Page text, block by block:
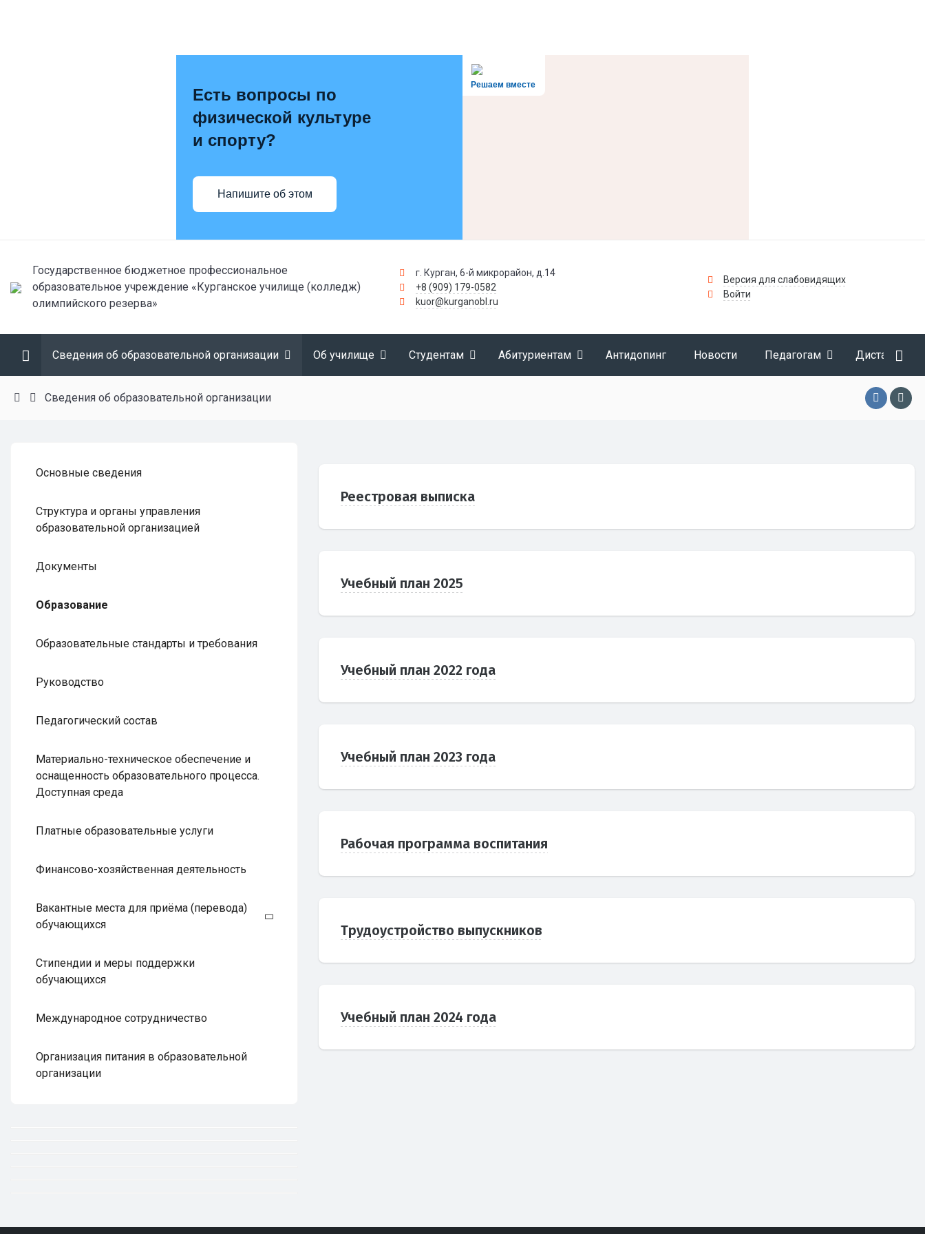
Решаем вместе
Есть вопросы по
физической культуре
и спорту?
Напишите об этом
Государственное бюджетное профессиональное
образовательное учреждение «Курганское училище (колледж)
олимпийского резерва»
г. Курган, 6-й микрорайон, д.14
+8 (909) 179-0582
kuor@kurganobl.ru
Версия для слабовидящих
Войти
Сведения об образовательной организации Об училище Студентам Абитуриентам Антидопинг Новости Педагогам
Сведения об образовательной организации
Основные сведения
Структура и органы управления
образовательной организацией
Документы
Образование
Образовательные стандарты и требования
Руководство
Педагогический состав
Материально-техническое обеспечение и
оснащенность образовательного процесса.
Доступная среда
Платные образовательные услуги
Финансово-хозяйственная деятельность
Вакантные места для приёма (перевода)
обучающихся
Стипендии и меры поддержки
обучающихся
Международное сотрудничество
Организация питания в образовательной
организации
Реестровая выписка
Учебный план 2025
Учебный план 2022 года
Учебный план 2023 года
Рабочая программа воспитания
Трудоустройство выпускников
Учебный план 2024 года